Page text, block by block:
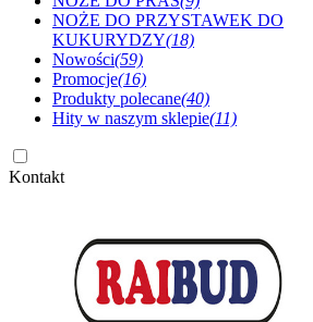
NOŻE DO PRZYSTAWEK DO
KUKURYDZY(18)
Nowości(59)
Promocje(16)
Produkty polecane(40)
Hity w naszym sklepie(11)
Kontakt